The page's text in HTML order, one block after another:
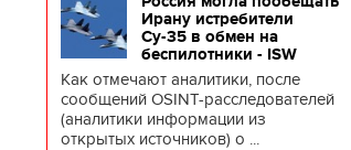
Ирану истребители
Су-35 в обмен на
беспилотники - ISW
Как отмечают аналитики, после
сообщений OSINT-расследователей
(аналитики информации из
открытых источников) о ...